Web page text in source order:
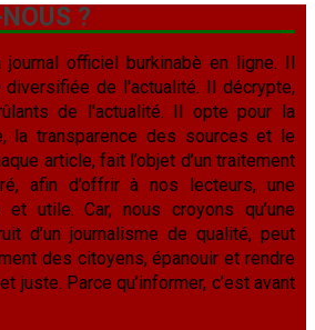
?
journal officiel burkinabè en ligne. Il
de l'actualité. Il décrypte,
de l'actualité. Il opte pour la
la transparence des sources et le
article, fait l’objet d’un traitement
afin d’offrir à nos lecteurs, une
et utile. Car, nous croyons qu’une
d’un journalisme de qualité, peut
des citoyens, épanouir et rendre
juste. Parce qu’informer, c’est avant